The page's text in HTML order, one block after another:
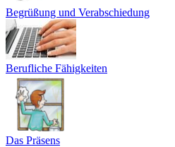
Begrüßung und Verabschiedung
Berufliche Fähigkeiten
Das Präsens